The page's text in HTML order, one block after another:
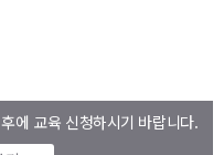
에 교육 신청하시기 바랍니다.